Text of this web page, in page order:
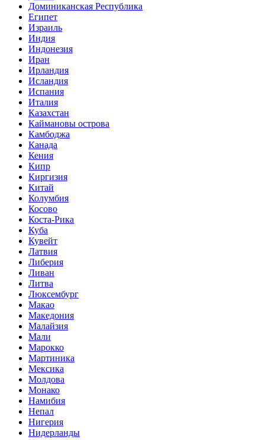
Доминиканская Республика
Египет
Израиль
Индия
Индонезия
Иран
Ирландия
Исландия
Испания
Италия
Казахстан
Каймановы острова
Камбоджа
Канада
Кения
Кипр
Киргизия
Китай
Колумбия
Косово
Коста-Рика
Куба
Кувейт
Латвия
Либерия
Ливан
Литва
Люксембург
Макао
Македония
Малайзия
Мали
Марокко
Мартиника
Мексика
Молдова
Монако
Намибия
Непал
Нигерия
Нидерланды